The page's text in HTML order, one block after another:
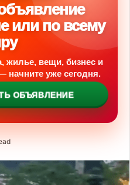
или по всему
жилье, вещи, бизнес и
начните уже сегодня.
ОБЪЯВЛЕНИЕ